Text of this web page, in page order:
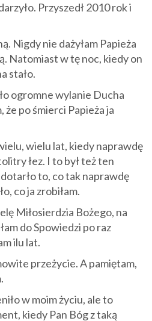
Przyszedł 2010 rok i
Nigdy nie dażyłam Papieża
Natomiast w tę noc, kiedy on
stało.
ogromne wylanie Ducha
po śmierci Papieża ja
wielu lat, kiedy naprawdę
łez. I to był też ten
to, co tak naprawdę
co ja zrobiłam.
Miłosierdzia Bożego, na
do Spowiedzi po raz
ilu lat.
przeżycie. A pamiętam,
w moim życiu, ale to
kiedy Pan Bóg z taką